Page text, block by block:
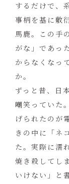
するだけで、
事柄を基に敷
馬鹿。この手
がな」であっ
からなくなっ
か。
ずっと昔、日
嘲笑っていた
げられたのが
きの中に「ネ
た。実際に濡
焼き殺してし
いけない」と